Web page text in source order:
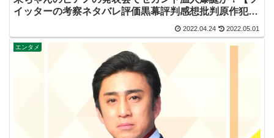
イッターの考察ネタバレ評価黒幕評判感想批判原作犯人
2022.04.24 2022.05.01
エンタメ